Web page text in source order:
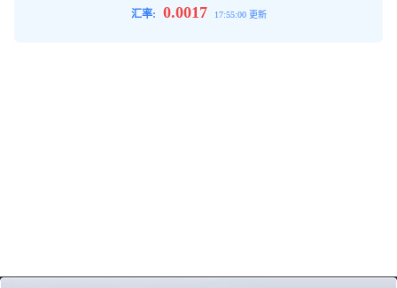
汇率: 0.0017 17:55:00 更新